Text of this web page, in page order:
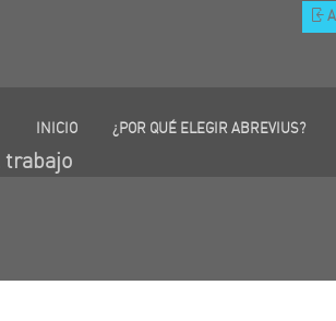
INICIO ¿POR QUÉ ELEGIR ABREVIUS?
trabajo